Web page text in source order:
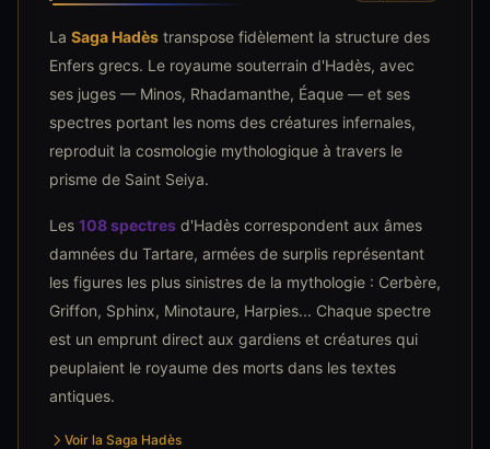
La Saga Hadès transpose fidèlement la structure des
Enfers grecs. Le royaume souterrain d'Hadès, avec
ses juges — Minos, Rhadamanthe, Éaque — et ses
spectres portant les noms des créatures infernales,
reproduit la cosmologie mythologique à travers le
prisme de Saint Seiya.
Les 108 spectres d'Hadès correspondent aux âmes
damnées du Tartare, armées de surplis représentant
les figures les plus sinistres de la mythologie : Cerbère,
Griffon, Sphinx, Minotaure, Harpies... Chaque spectre
est un emprunt direct aux gardiens et créatures qui
peuplaient le royaume des morts dans les textes
antiques.
Voir la Saga Hadès